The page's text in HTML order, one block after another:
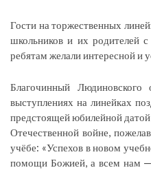
Гости на торжественных
школьников и их родителей с
ребятам желали интересной и
Благочинный
выступлениях на линейках
предстоящей юбилейной
Отечественной войне,
учёбе: «Успехов в новом
помощи Божией, а всем нам